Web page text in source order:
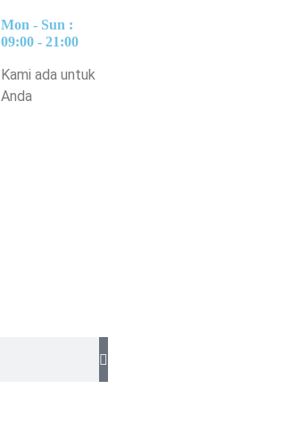
Mon - Sun :
09:00 - 21:00
Kami ada untuk
Anda